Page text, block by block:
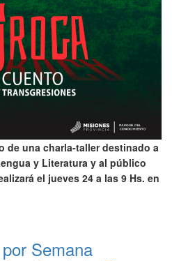
de una charla-taller destinado a
y Literatura y al público
el jueves 24 a las 9 Hs. en
Semana